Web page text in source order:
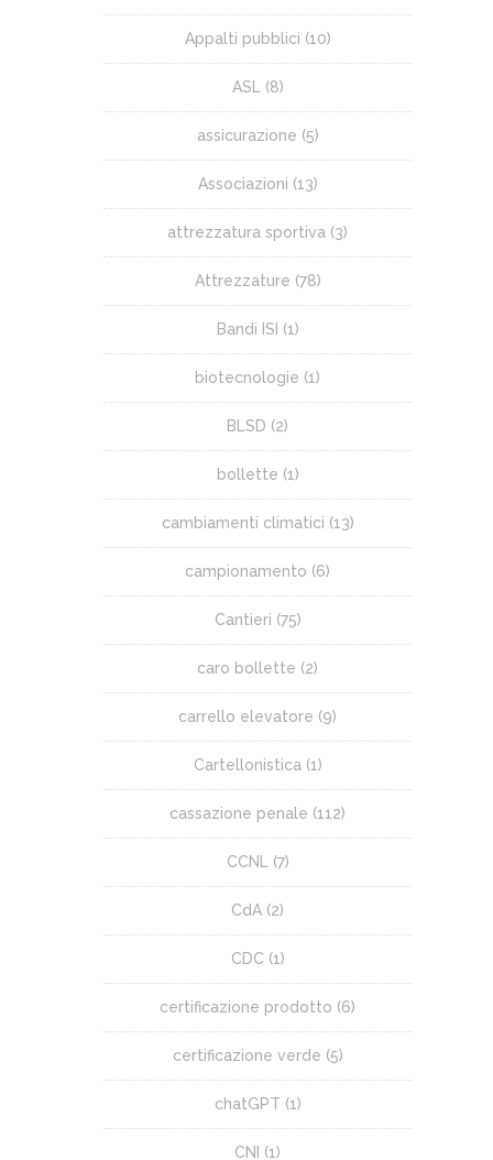
Appalti pubblici (10)
ASL (8)
assicurazione (5)
Associazioni (13)
attrezzatura sportiva (3)
Attrezzature (78)
Bandi ISI (1)
biotecnologie (1)
BLSD (2)
bollette (1)
cambiamenti climatici (13)
campionamento (6)
Cantieri (75)
caro bollette (2)
carrello elevatore (9)
Cartellonistica (1)
cassazione penale (112)
CCNL (7)
CdA (2)
CDC (1)
certificazione prodotto (6)
certificazione verde (5)
chatGPT (1)
CNI (1)